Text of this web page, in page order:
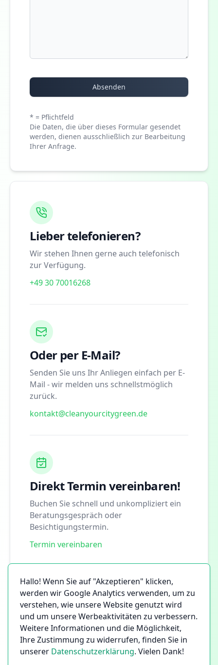
Absenden
* = Pflichtfeld
Die Daten, die über dieses Formular gesendet
werden, dienen ausschließlich zur Bearbeitung
Ihrer Anfrage.
Lieber telefonieren?
Wir stehen Ihnen gerne auch telefonisch
zur Verfügung.
+49 30 70016268
Oder per E-Mail?
Senden Sie uns Ihr Anliegen einfach per E-
Mail - wir melden uns schnellstmöglich
zurück.
kontakt@cleanyourcitygreen.de
Direkt Termin vereinbaren!
Buchen Sie schnell und unkompliziert ein
Beratungsgespräch oder
Besichtigungstermin.
Termin vereinbaren
Hallo! Wenn Sie auf "Akzeptieren" klicken,
werden wir Google Analytics verwenden, um zu
verstehen, wie unsere Website genutzt wird
und um unsere Werbeaktivitäten zu verbessern.
Weitere Informationen und die Möglichkeit,
Ihre Zustimmung zu widerrufen, finden Sie in
unserer Datenschutzerklärung. Vielen Dank!